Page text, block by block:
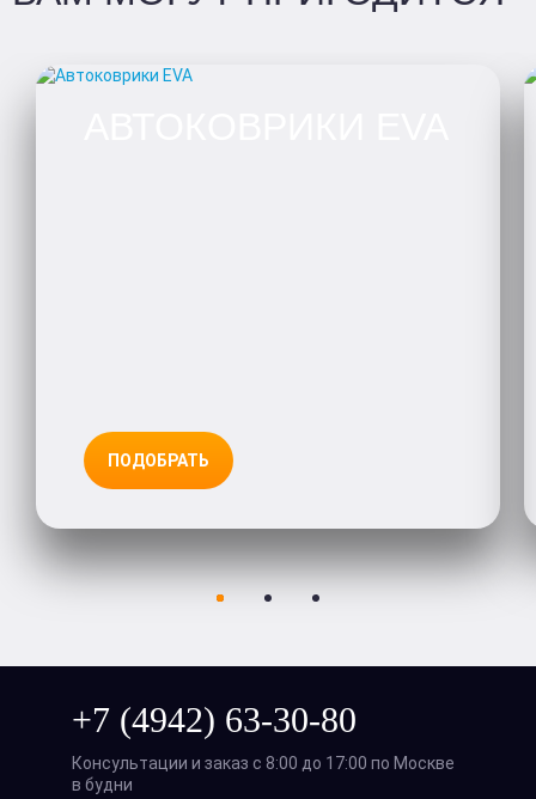
ПОДОБРАТЬ
+7 (4942) 63-30-80
Консультации и заказ с 8:00 до 17:00 по Москве
в будни